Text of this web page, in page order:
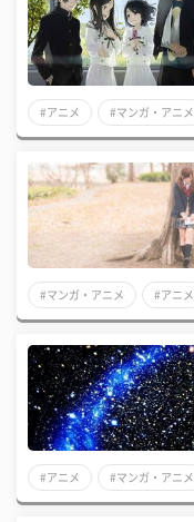
#アニメ #マンガ・アニメ
#マンガ・アニメ #アニメ
#アニメ #マンガ・アニメ